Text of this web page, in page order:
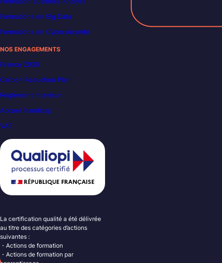
Formations en Big Data
Formations en Cybersécurité
NOS ENGAGEMENTS
France 2030
Carbon Reduction Plan
Règlement intérieur
Accueil handicap
VAE
La certification qualité a été délivrée
au titre des catégories d’actions
suivantes :
・Actions de formation
・Actions de formation par